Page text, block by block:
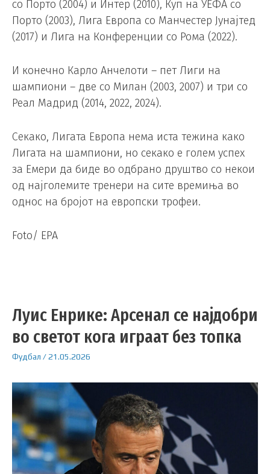
со Порто (2004) и Интер (2010), Куп на УЕФА со
Порто (2003), Лига Европа со Манчестер Јунајтед
(2017) и Лига на Конференции со Рома (2022).
И конечно Карло Анчелоти – пет Лиги на
шампиони – две со Милан (2003, 2007) и три со
Реал Мадрид (2014, 2022, 2024).
Секако, Лигата Европа нема иста тежина како
Лигата на шампиони, но секако е голем успех
за Емери да биде во одбрано друштво со некои
од најголемите тренери на сите времиња во
однос на бројот на европски трофеи.
Foto/ EPA
Луис Енрике: Арсенал се најдобри
во светот кога играат без топка
Фудбал /21.05.2026